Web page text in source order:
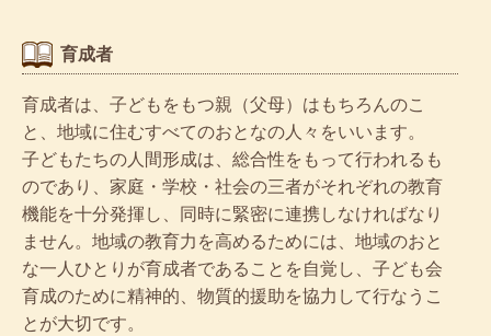
育成者
育成者は、子どもをもつ親（父母）はもちろんのこ
と、地域に住むすべてのおとなの人々をいいます。
子どもたちの人間形成は、総合性をもって行われるも
のであり、家庭・学校・社会の三者がそれぞれの教育
機能を十分発揮し、同時に緊密に連携しなければなり
ません。地域の教育力を高めるためには、地域のおと
な一人ひとりが育成者であることを自覚し、子ども会
育成のために精神的、物質的援助を協力して行なうこ
とが大切です。